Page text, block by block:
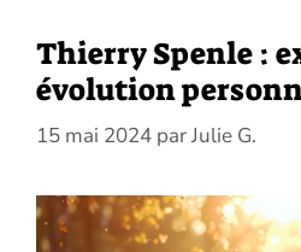
Thierry Spenle :
évolution
15 mai 2024 parJulie G.